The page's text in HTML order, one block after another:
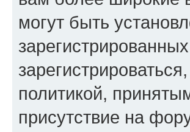
могут быть
политикой,
присутствие на